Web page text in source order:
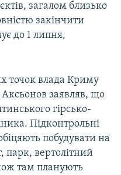
загалом близько
закінчити
до 1 липня,
точок влада Криму
заявляв, що
гірсько-
Підконтрольні
побудувати на
парк, вертолітний
там планують